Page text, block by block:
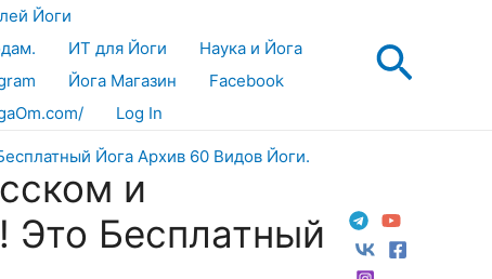
Йоги
ИТ для Йоги
Наука и Йога
Йога Магазин
Facebook
Log In
и
Это Бесплатный